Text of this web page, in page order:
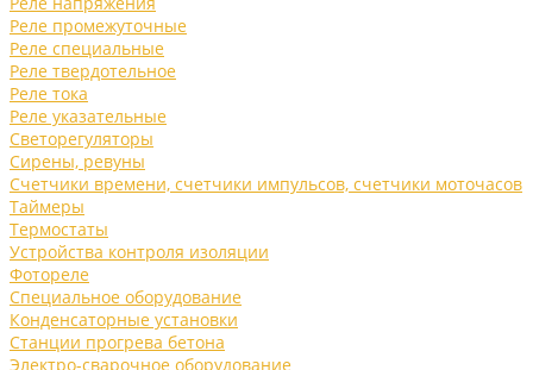
Реле промежуточные
Реле специальные
Реле твердотельное
Реле тока
Реле указательные
Светорегуляторы
Сирены, ревуны
Счетчики времени, счетчики импульсов, счетчики моточасов
Таймеры
Термостаты
Устройства контроля изоляции
Фотореле
Специальное оборудование
Конденсаторные установки
Станции прогрева бетона
Электро-сварочное оборудование